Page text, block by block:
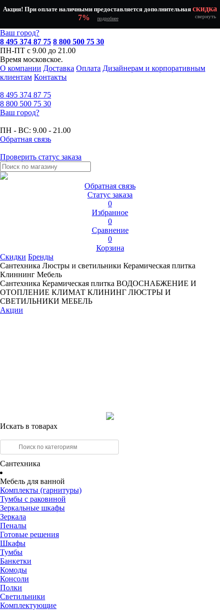
Акция! При оплате наличными предоставляется дополнительная скидка
7%
подробнее свернуть
Ваш город?
8 495 374 87 75 8 800 500 75 30
ПН-ПТ с 9.00 до 21.00
Время московское.
О компании Доставка Оплата Дизайнерам и корпоративным
клиентам Контакты
8 495 374 87 75
8 800 500 75 30
Ваш город?
ПН - ВС: 9.00 - 21.00
Обратная связь
Проверить статус заказа
Обратная связь
Статус заказа
0
Избранное
0
Сравнение
0
Корзина
Скидки Бренды
Сантехника Люстры и светильники Керамическая плитка
Клиннинг Мебель
Сантехника Керамическая плитка ВОДОСНАБЖЕНИЕ И
ОТОПЛЕНИЕ КЛИМАТ КЛИНИНГ ЛЮСТРЫ И
СВЕТИЛЬНИКИ МЕБЕЛЬ
Акции
Искать в товарах
Сантехника
Мебель для ванной
Комплекты (гарнитуры)
Тумбы с раковиной
Зеркальные шкафы
Зеркала
Пеналы
Готовые решения
Шкафы
Тумбы
Банкетки
Комоды
Консоли
Полки
Светильники
Комплектующие